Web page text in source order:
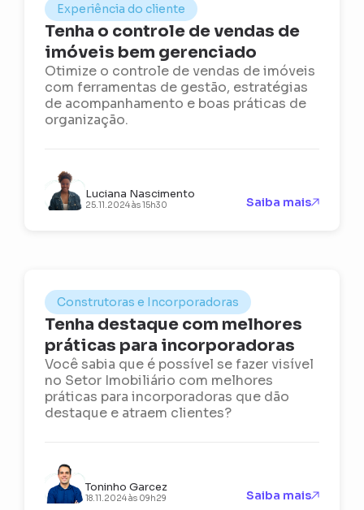
Experiência do cliente
Tenha o controle de vendas de
imóveis bem gerenciado
Otimize o controle de vendas de imóveis
com ferramentas de gestão, estratégias
de acompanhamento e boas práticas de
organização.
Luciana Nascimento
25.11.2024 às 15h30 Saiba mais
Construtoras e Incorporadoras
Tenha destaque com melhores
práticas para incorporadoras
Você sabia que é possível se fazer visível
no Setor Imobiliário com melhores
práticas para incorporadoras que dão
destaque e atraem clientes?
Toninho Garcez
18.11.2024 às 09h29 Saiba mais